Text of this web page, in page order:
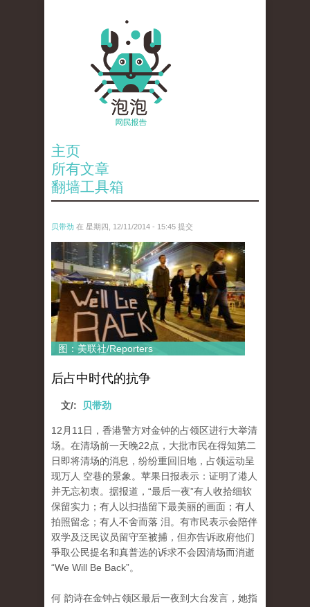
主页
所有文章
翻墙工具箱
贝带劲 在 星期四, 12/11/2014 - 15:45 提交
reporters_18475535.jpg
图：美联社/Reporters
后占中时代的抗争
文/: 贝带劲
12月11日，香港警方对金钟的占领区进行大举清
场。在清场前一天晚22点，大批市民在得知第二
日即将清场的消息，纷纷重回旧地，占领运动呈
现万人 空巷的景象。苹果日报表示：证明了港人
并无忘初衷。据报道，“最后一夜”有人收拾细软
保留实力；有人以扫描留下最美丽的画面；有人
拍照留念；有人不舍而落 泪。有市民表示会陪伴
双学及泛民议员留守至被捕，但亦告诉政府他们
爭取公民提名和真普选的诉求不会因清场而消逝
“We Will Be Back”。
何 韵诗在金钟占领区最后一夜到大台发言，她指